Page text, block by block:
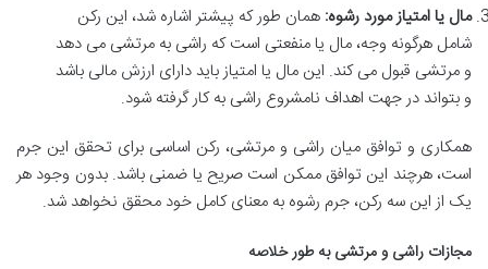
مال یا امتیاز مورد رشوه: همان طور که پیشتر اشاره شد، این رکن
شامل هرگونه وجه، مال یا منفعتی است که راشی به مرتشی می دهد
و مرتشی قبول می کند. این مال یا امتیاز باید دارای ارزش مالی باشد
و بتواند در جهت اهداف نامشروع راشی به کار گرفته شود.
همکاری و توافق میان راشی و مرتشی، رکن اساسی برای تحقق این جرم
است، هرچند این توافق ممکن است صریح یا ضمنی باشد. بدون وجود هر
یک از این سه رکن، جرم رشوه به معنای کامل خود محقق نخواهد شد.
مجازات راشی و مرتشی به طور خلاصه